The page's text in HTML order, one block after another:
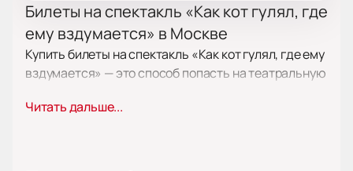
Билеты на спектакль «Как кот гулял, где
ему вздумается» в Москве
Купить билеты на спектакль «Как кот гулял, где ему
вздумается» — это способ попасть на театральную
разных возрастов, которые интересуются
продолжительности и стоимости билетов.
Читать дальше...